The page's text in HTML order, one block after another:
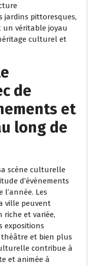
jardins pittoresques,
un véritable joyau
culturel et
de
et
long de
scène culturelle
d’événements
Les
ville peuvent
riche et variée,
expositions
théâtre et bien plus
contribue à
et animée à